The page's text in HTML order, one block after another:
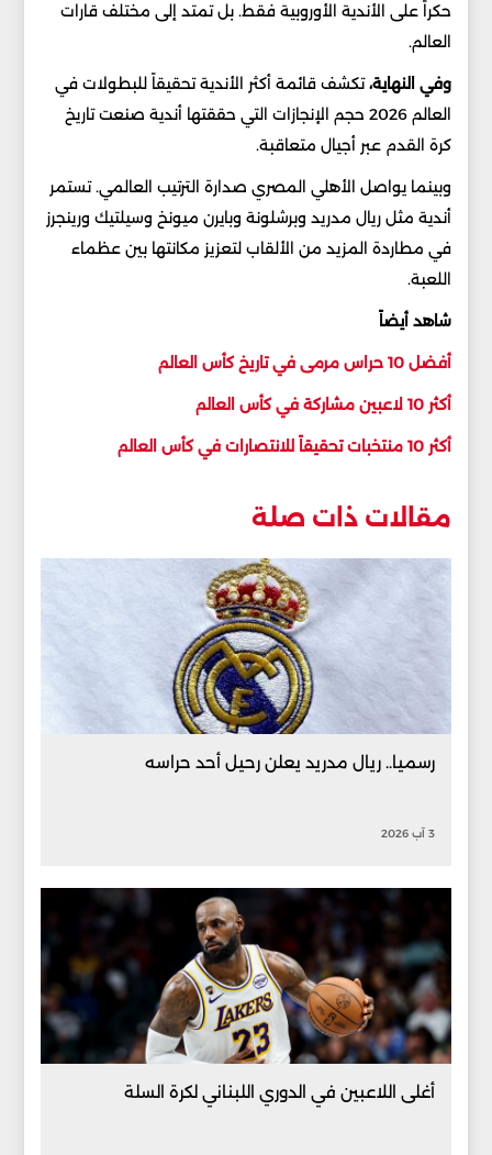
حكراً على الأندية الأوروبية فقط. بل تمتد إلى مختلف قارات
العالم.
وفي النهاية،تكشف قائمة أكثر الأندية تحقيقاً للبطولات في
العالم 2026 حجم الإنجازات التي حققتها أندية صنعت تاريخ
كرة القدم عبر أجيال متعاقبة.
وبينما يواصل الأهلي المصري صدارة الترتيب العالمي. تستمر
أندية مثل ريال مدريد وبرشلونة وبايرن ميونخ وسيلتيك ورينجرز
في مطاردة المزيد من الألقاب لتعزيز مكانتها بين عظماء
اللعبة.
شاهد أيضاً
أفضل 10 حراس مرمى في تاريخ كأس العالم
أكثر 10 لاعبين مشاركة في كأس العالم
أكثر 10 منتخبات تحقيقاً للانتصارات في كأس العالم
مقالات ذات صلة
رسميا.. ريال مدريد يعلن رحيل أحد حراسه
3 آب 2026
أغلى اللاعبين في الدوري اللبناني لكرة السلة